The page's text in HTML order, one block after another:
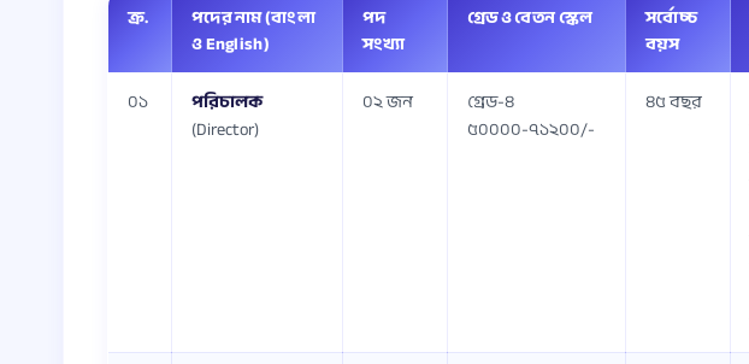
ক্র.
পদের নাম (বাংলা
ও English)
পদ
সংখ্যা
গ্রেড ও বেতন স্কেল
সর্বোচ্চ
বয়স
০১
পরিচালক
(Director)
০২ জন
গ্রেড-৪
৫০০০০-৭১২০০/-
৪৫ বছর